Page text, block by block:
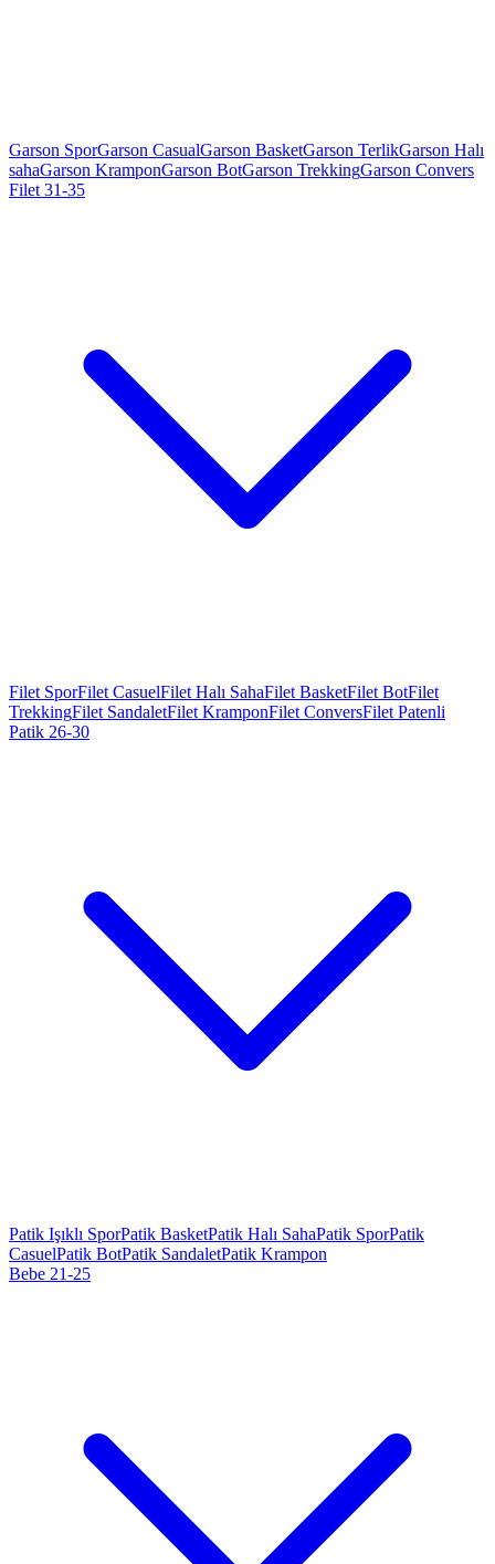
Garson SporGarson CasualGarson BasketGarson TerlikGarson Halı
sahaGarson KramponGarson BotGarson TrekkingGarson Convers
Filet 31-35
Filet SporFilet CasuelFilet Halı SahaFilet BasketFilet BotFilet
TrekkingFilet SandaletFilet KramponFilet ConversFilet Patenli
Patik 26-30
Patik Işıklı SporPatik BasketPatik Halı SahaPatik SporPatik
CasuelPatik BotPatik SandaletPatik Krampon
Bebe 21-25